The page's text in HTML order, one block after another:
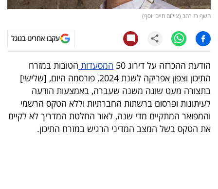
קריפטו
ויראלי
טלוויזיה
עסקי
ספורט
קריירה
ולימודים
השף רז רהב (צילום חיים יוסף)
עקבו אחרינו בגוגל
הודעת ההכרזה על דירוג 50 המסעדות הטובות במזרח
התיכון וצפון אפריקה לשנת 2024, פורסמה היום, [שלישי]
בתצורה מעט שונה משנה שעברה, באמצעות הודעה
לעיתונות ופרסום ברשתות החברתיות וללא הטקס הרשמי
והמפואר המתקיים מדי שנה, לאור החלטת המדריך לא לקיים
את הטקס בשל המצב המדיני הרגיש במזרח התיכון.